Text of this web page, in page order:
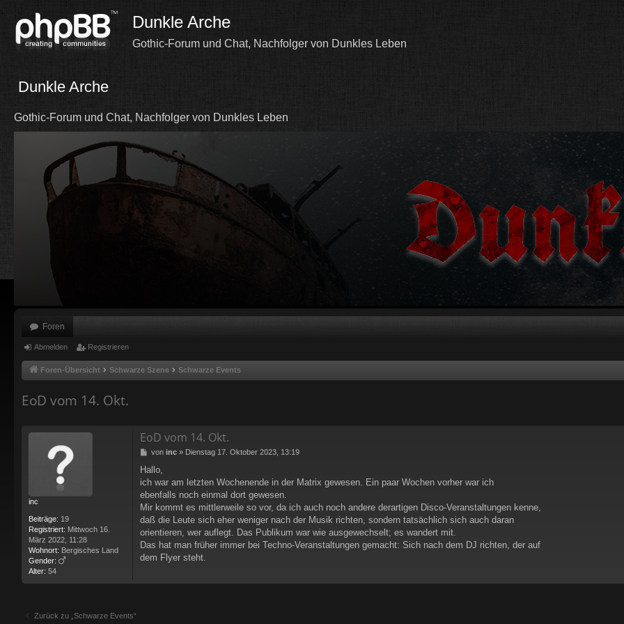
Dunkle Arche
Gothic-Forum und Chat, Nachfolger von Dunkles Leben
Dunkle Arche
Gothic-Forum und Chat, Nachfolger von Dunkles Leben
Foren
Abmelden Registrieren
Foren-Übersicht Schwarze Szene Schwarze Events
EoD vom 14. Okt.
inc
Beiträge: 19
Registriert: Mittwoch 16.
März 2022, 11:28
Wohnort: Bergisches Land
Gender:
Alter: 54
EoD vom 14. Okt.
B
i
t
r
a
g
von inc» Dienstag 17. Oktober 2023, 13:19
Hallo,
ich war am letzten Wochenende in der Matrix gewesen. Ein paar Wochen vorher war ich
ebenfalls noch einmal dort gewesen.
Mir kommt es mittlerweile so vor, da ich auch noch andere derartigen Disco-Veranstaltungen kenne,
daß die Leute sich eher weniger nach der Musik richten, sondern tatsächlich sich auch daran
orientieren, wer auflegt. Das Publikum war wie ausgewechselt; es wandert mit.
Das hat man früher immer bei Techno-Veranstaltungen gemacht: Sich nach dem DJ richten, der auf
dem Flyer steht.
Zurück zu „Schwarze Events“